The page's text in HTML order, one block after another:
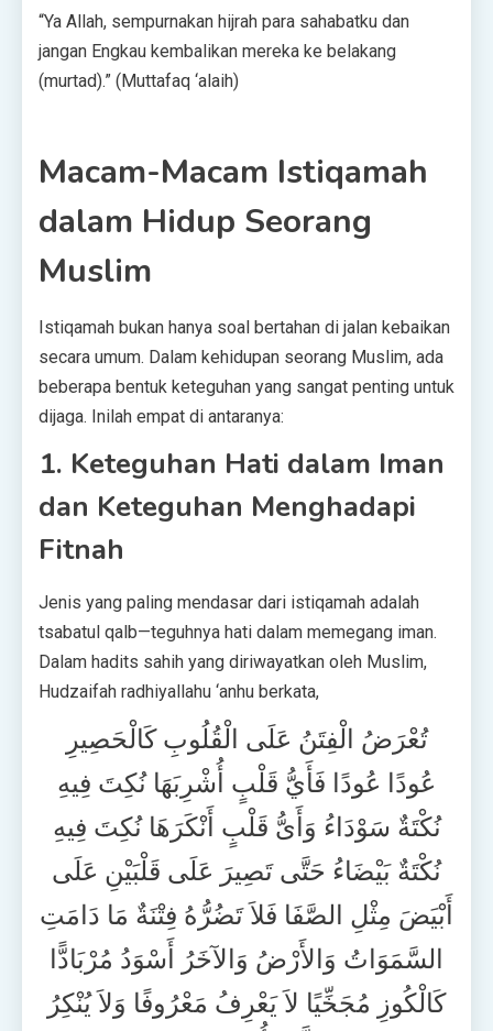
“Ya Allah, sempurnakan hijrah para sahabatku dan
jangan Engkau kembalikan mereka ke belakang
(murtad).” (Muttafaq ‘alaih)
Macam-Macam Istiqamah
dalam Hidup Seorang
Muslim
Istiqamah bukan hanya soal bertahan di jalan kebaikan
secara umum. Dalam kehidupan seorang Muslim, ada
beberapa bentuk keteguhan yang sangat penting untuk
dijaga. Inilah empat di antaranya:
1. Keteguhan Hati dalam Iman
dan Keteguhan Menghadapi
Fitnah
Jenis yang paling mendasar dari istiqamah adalah
tsabatul qalb—teguhnya hati dalam memegang iman.
Dalam hadits sahih yang diriwayatkan oleh Muslim,
Hudzaifah radhiyallahu ‘anhu berkata,
تُعْرَضُ الْفِتَنُ عَلَى الْقُلُوبِ كَالْحَصِيرِ
عُودًا عُودًا فَأَيُّ قَلْبٍ أُشْرِبَهَا نُكِتَ فِيهِ
نُكْتَةٌ سَوْدَاءُ وَأَىُّ قَلْبٍ أَنْكَرَهَا نُكِتَ فِيهِ
نُكْتَةٌ بَيْضَاءُ حَتَّى تَصِيرَ عَلَى قَلْبَيْنِ عَلَى
أَبْيَضَ مِثْلِ الصَّفَا فَلاَ تَضُرُّهُ فِتْنَةٌ مَا دَامَتِ
السَّمَوَاتُ وَالأَرْضُ وَالآخَرُ أَسْوَدُ مُرْبَادًّا
كَالْكُوزِ مُجَخِّيًا لاَ يَعْرِفُ مَعْرُوفًا وَلاَ يُنْكِرُ